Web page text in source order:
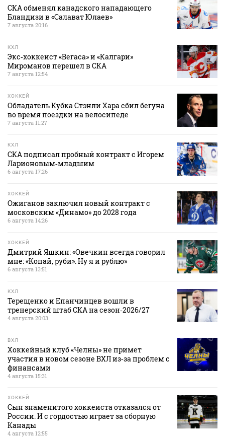
СКА обменял канадского нападающего
Бландизи в «Салават Юлаев»
7 августа 20:16
КХЛ
Экс‑хоккеист «Вегаса» и «Калгари»
Мироманов перешел в СКА
7 августа 12:54
ХОККЕЙ
Обладатель Кубка Стэнли Хара сбил бегуна
во время поездки на велосипеде
7 августа 11:27
КХЛ
СКА подписал пробный контракт с Игорем
Ларионовым‑младшим
6 августа 17:26
ХОККЕЙ
Ожиганов заключил новый контракт с
московским «Динамо» до 2028 года
6 августа 14:26
ХОККЕЙ
Дмитрий Яшкин: «Овечкин всегда говорил
мне: «Копай, руби». Ну я и рублю»
6 августа 13:51
КХЛ
Терещенко и Епанчинцев вошли в
тренерский штаб СКА на сезон‑2026/27
4 августа 20:03
ВХЛ
Хоккейный клуб «Челны» не примет
участия в новом сезоне ВХЛ из‑за проблем с
финансами
4 августа 15:31
ХОККЕЙ
Сын знаменитого хоккеиста отказался от
России. И с гордостью играет за сборную
Канады
4 августа 12:55